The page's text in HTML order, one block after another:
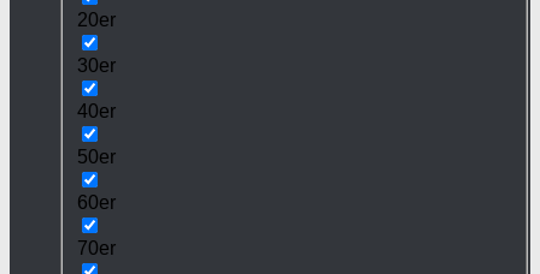
20er
30er
40er
50er
60er
70er